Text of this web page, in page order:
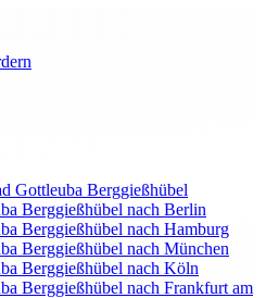
Gottleuba Berggießhübel
Berggießhübel nach Berlin
Berggießhübel nach Hamburg
Berggießhübel nach München
Berggießhübel nach Köln
Berggießhübel nach Frankfurt am